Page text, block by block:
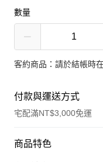
數量
客約商品：請於結帳時
付款與運送方式
宅配滿NT$3,000免運
付款方式
商品特色